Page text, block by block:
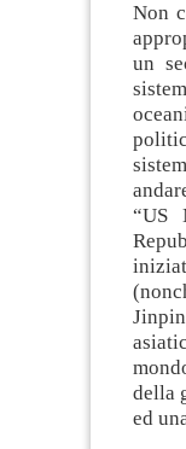
Non
un
“US
della
ed